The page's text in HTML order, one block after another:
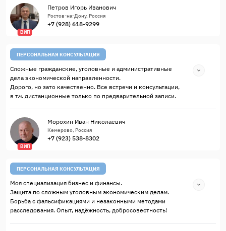
ВИП
Петров Игорь Иванович
Ростов-на-Дону, Россия
+7 (928) 618-9299
ПЕРСОНАЛЬНАЯ КОНСУЛЬТАЦИЯ
Сложные гражданские, уголовные и административные
дела экономической направленности.
Дорого, но зато качественно. Все встречи и консультации,
в т.ч. дистанционные только по предварительной записи.
ВИП
Морохин Иван Николаевич
Кемерово, Россия
+7 (923) 538-8302
ПЕРСОНАЛЬНАЯ КОНСУЛЬТАЦИЯ
Моя специализация бизнес и финансы.
Защита по сложным уголовным экономическим делам.
Борьба с фальсификациями и незаконными методами
расследования. Опыт, надёжность, добросовестность!